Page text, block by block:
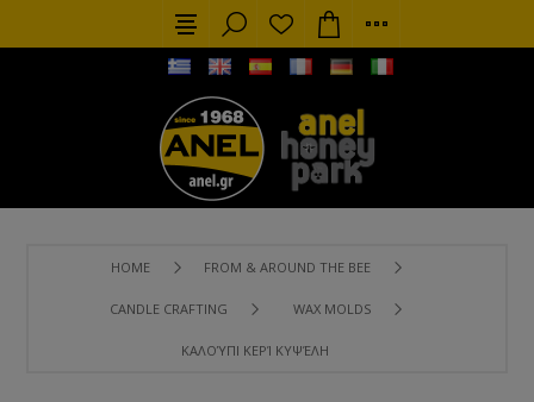
HOME FROM & AROUND THE BEE
CANDLE CRAFTING WAX MOLDS
ΚΑΛΟΎΠΙ ΚΕΡΊ ΚΥΨΈΛΗ